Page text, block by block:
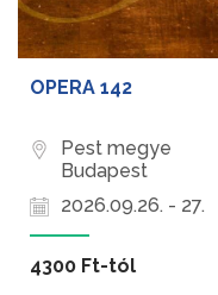
OPERA 142
Pest megye
Budapest
2026.09.26. - 27.
4300 Ft-tól